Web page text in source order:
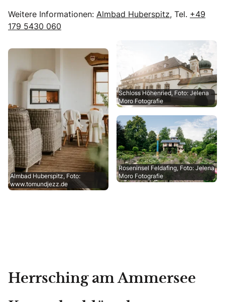
Weitere Informationen: Almbad Huberspitz, Tel. +49
179 5430 060
Almbad Huberspitz, Foto:
www.tomundjezz.de
Schloss Höhenried, Foto: Jelena
Moro Fotografie
Roseninsel Feldafing, Foto: Jelena
Moro Fotografie
Herrsching am Ammersee